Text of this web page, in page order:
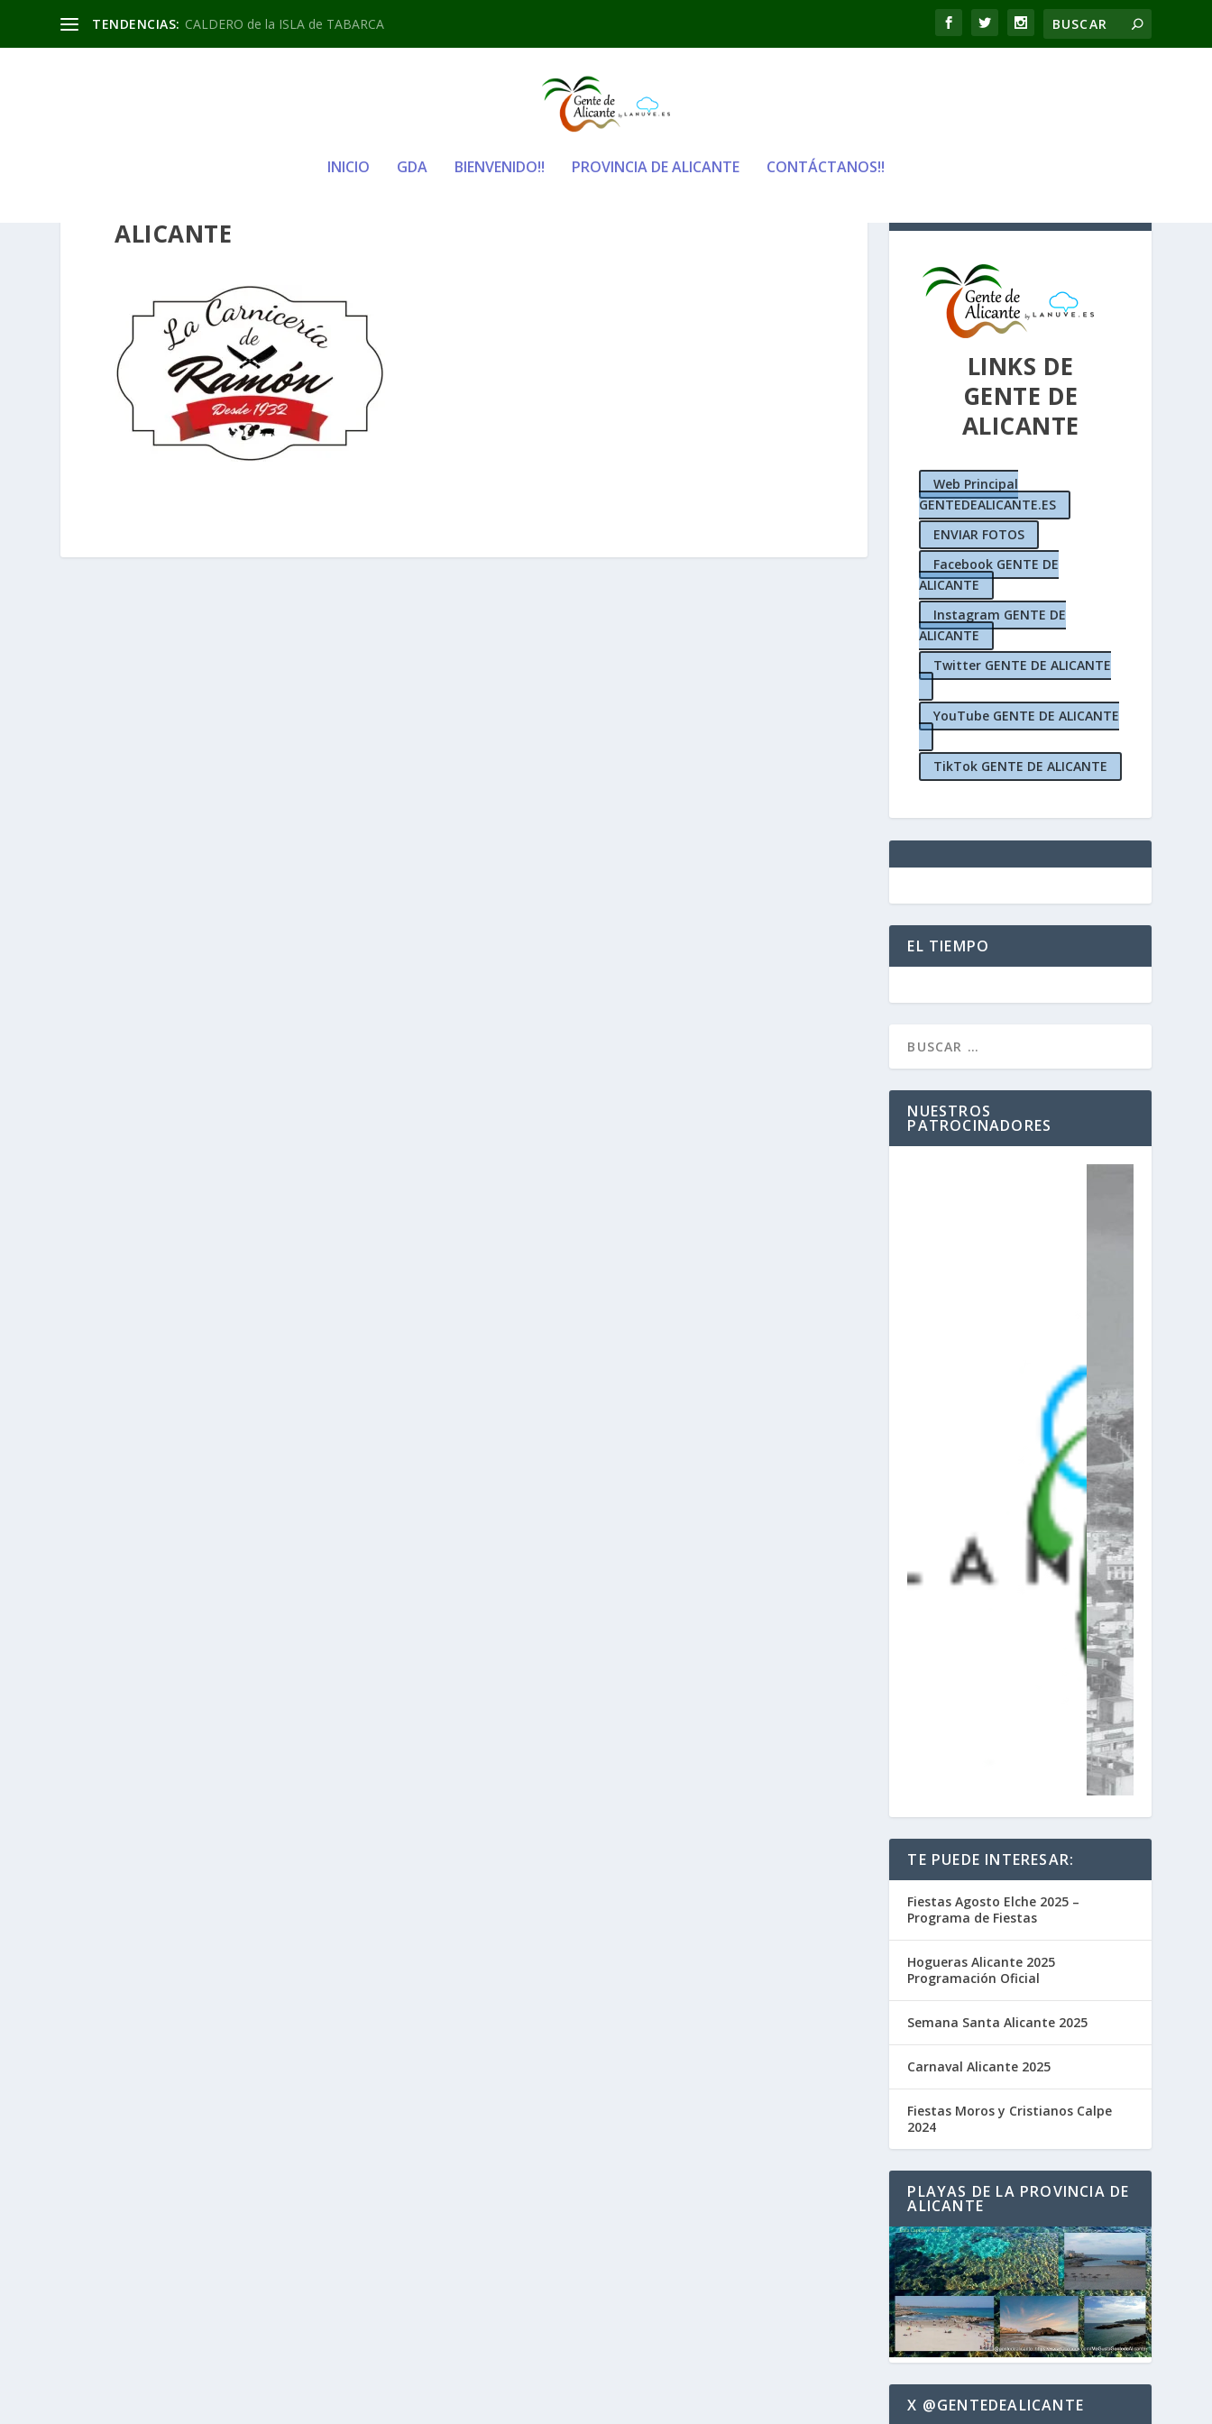
TENDENCIAS: CALDERO de la ISLA de TABARCA
INICIO GDA BIENVENIDO!! PROVINCIA DE ALICANTE CONTÁCTANOS!!
ALICANTE
LINKS DE
GENTE DE
ALICANTE
Web Principal
GENTEDEALICANTE.ES
ENVIAR FOTOS
Facebook GENTE DE
ALICANTE
Instagram GENTE DE
ALICANTE
Twitter GENTE DE ALICANTE
YouTube GENTE DE ALICANTE
TikTok GENTE DE ALICANTE
EL TIEMPO
NUESTROS
PATROCINADORES
TE PUEDE INTERESAR:
Fiestas Agosto Elche 2025 –
Programa de Fiestas
Hogueras Alicante 2025
Programación Oficial
Semana Santa Alicante 2025
Carnaval Alicante 2025
Fiestas Moros y Cristianos Calpe
2024
PLAYAS DE LA PROVINCIA DE
ALICANTE
X @GENTEDEALICANTE